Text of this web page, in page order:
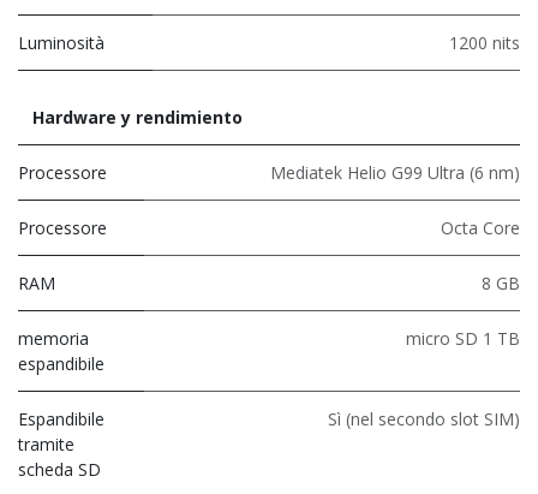
Luminosità 1200 nits
Hardware y rendimiento
Processore Mediatek Helio G99 Ultra (6 nm)
Processore Octa Core
RAM 8 GB
memoria
espandibile
micro SD 1 TB
Espandibile
tramite
scheda SD
Sì (nel secondo slot SIM)